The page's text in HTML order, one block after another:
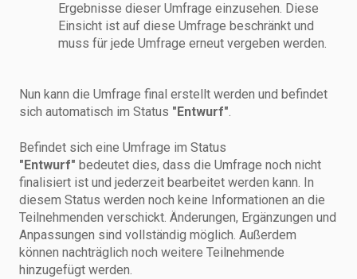
Ergebnisse dieser Umfrage einzusehen. Diese
Einsicht ist auf diese Umfrage beschränkt und
muss für jede Umfrage erneut vergeben werden.
Nun kann die Umfrage final erstellt werden und befindet
sich automatisch im Status "Entwurf".
Befindet sich eine Umfrage im Status
"Entwurf" bedeutet dies, dass die Umfrage noch nicht
finalisiert ist und jederzeit bearbeitet werden kann. In
diesem Status werden noch keine Informationen an die
Teilnehmenden verschickt. Änderungen, Ergänzungen und
Anpassungen sind vollständig möglich. Außerdem
können nachträglich noch weitere Teilnehmende
hinzugefügt werden.